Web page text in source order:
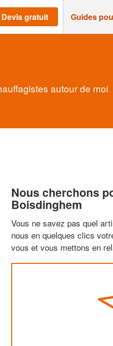
Devis gratuit Guides
autour de moi
Nous cherchons
Boisdinghem
Vous ne savez pas quel
nous en quelques clics
vous et vous mettons en